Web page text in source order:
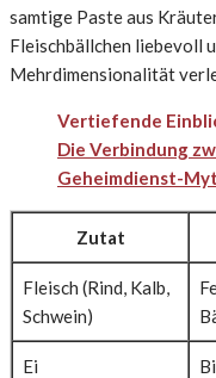
samtige Paste aus
Fleischbällchen liebevoll
Mehrdimensionalität
Vertiefende
Die Verbindung
Geheimdienst-
Zutat
Fleisch (Rind, Kalb,
Schwein)
Ei